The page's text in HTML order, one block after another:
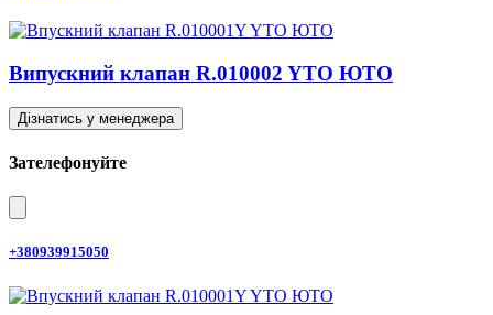
Випускний клапан R.010002 YTO ЮТО
Дізнатись у менеджера
Зателефонуйте
+380939915050